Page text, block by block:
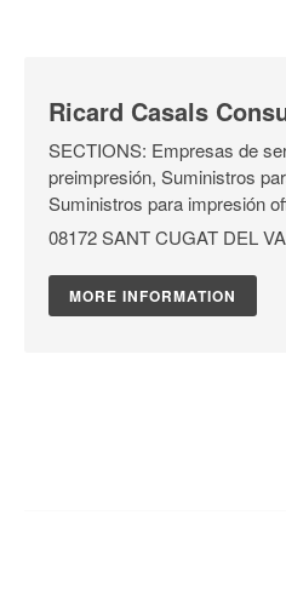
Ricard Casals
SECTIONS: Empresas de
preimpresión, Suministros
Suministros para impresión
08172 SANT CUGAT DEL
MORE INFORMATION